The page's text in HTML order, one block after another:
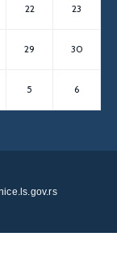
22 23
29 30
5 6